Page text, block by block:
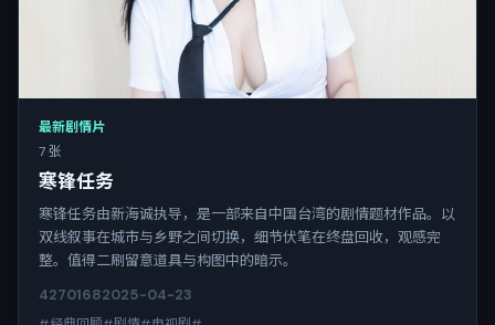
最新剧情片
7 张
寒锋任务
寒锋任务由新海诚执导，是一部来自中国台湾的剧情题材作品。以
双线叙事在城市与乡野之间切换，细节伏笔在终盘回收，观感完
整。值得二刷留意道具与构图中的暗示。
42701682025-04-23